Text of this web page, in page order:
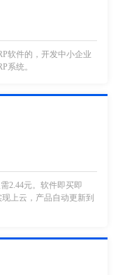
软件的，开发中小企业
系统。
2.44元。软件即买即
上云，产品自动更新到